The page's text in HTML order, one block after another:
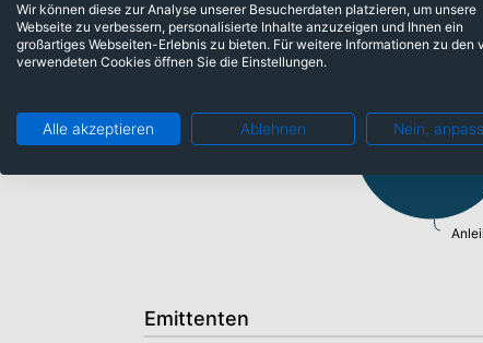
Barmittel: 1,33%
Emittenten
Wir können diese zur Analyse unserer Besucherdaten platzieren, um unsere
Webseite zu verbessern, personalisierte Inhalte anzuzeigen und Ihnen ein
großartiges Webseiten-Erlebnis zu bieten. Für weitere Informationen zu den
verwendeten Cookies öffnen Sie die Einstellungen.
Alle akzeptieren Ablehnen Nein,